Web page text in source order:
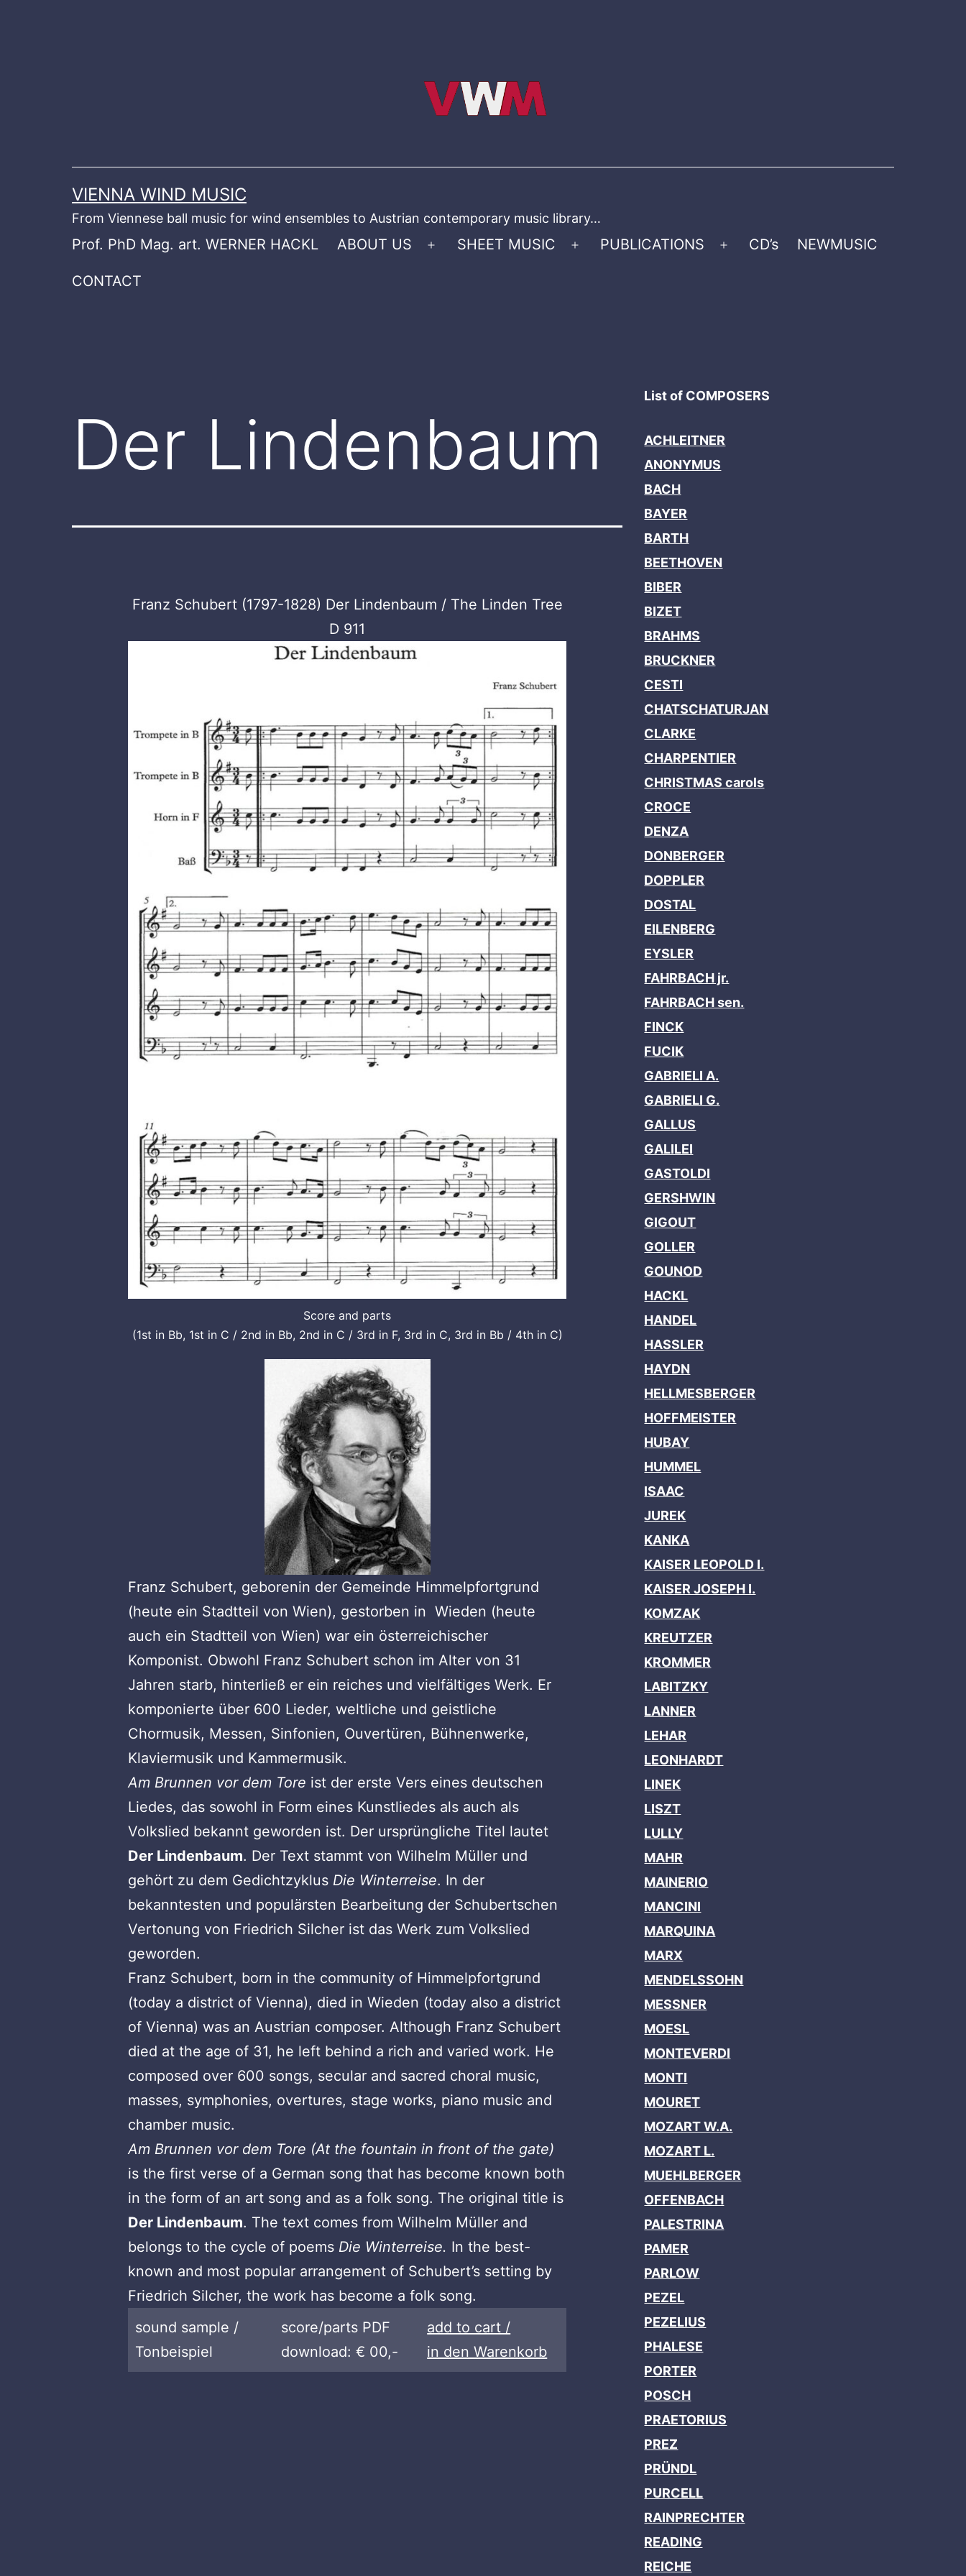
VIENNA WIND MUSIC
From Viennese ball music for wind ensembles to Austrian contemporary music library…
Prof. PhD Mag. art. WERNER HACKL ABOUT US
Open
SHEET MUSIC
Open
PUBLICATIONS
Open
CD’s NEWMUSIC
CONTACT
Der Lindenbaum
Franz Schubert (1797-1828) Der Lindenbaum / The Linden Tree
D 911
Score and parts
(1st in Bb, 1st in C / 2nd in Bb, 2nd in C / 3rd in F, 3rd in C, 3rd in Bb / 4th in C)
Franz Schubert, geborenin der Gemeinde Himmelpfortgrund
(heute ein Stadtteil von Wien), gestorben in Wieden (heute
auch ein Stadtteil von Wien) war ein österreichischer
Komponist. Obwohl Franz Schubert schon im Alter von 31
Jahren starb, hinterließ er ein reiches und vielfältiges Werk. Er
komponierte über 600 Lieder, weltliche und geistliche
Chormusik, Messen, Sinfonien, Ouvertüren, Bühnenwerke,
Klaviermusik und Kammermusik.
Am Brunnen vor dem Tore ist der erste Vers eines deutschen
Liedes, das sowohl in Form eines Kunstliedes als auch als
Volkslied bekannt geworden ist. Der ursprüngliche Titel lautet
Der Lindenbaum. Der Text stammt von Wilhelm Müller und
gehört zu dem Gedichtzyklus Die Winterreise. In der
bekanntesten und populärsten Bearbeitung der Schubertschen
Vertonung von Friedrich Silcher ist das Werk zum Volkslied
geworden.
Franz Schubert, born in the community of Himmelpfortgrund
(today a district of Vienna), died in Wieden (today also a district
of Vienna) was an Austrian composer. Although Franz Schubert
died at the age of 31, he left behind a rich and varied work. He
composed over 600 songs, secular and sacred choral music,
masses, symphonies, overtures, stage works, piano music and
chamber music.
Am Brunnen vor dem Tore (At the fountain in front of the gate)
is the first verse of a German song that has become known both
in the form of an art song and as a folk song. The original title is
Der Lindenbaum. The text comes from Wilhelm Müller and
belongs to the cycle of poems Die Winterreise. In the best-
known and most popular arrangement of Schubert’s setting by
Friedrich Silcher, the work has become a folk song.
sound sample /
Tonbeispiel
score/parts PDF
download: € 00,-
add to cart /
in den Warenkorb
List of COMPOSERS
ACHLEITNER
ANONYMUS
BACH
BAYER
BARTH
BEETHOVEN
BIBER
BIZET
BRAHMS
BRUCKNER
CESTI
CHATSCHATURJAN
CLARKE
CHARPENTIER
CHRISTMAS carols
CROCE
DENZA
DONBERGER
DOPPLER
DOSTAL
EILENBERG
EYSLER
FAHRBACH jr.
FAHRBACH sen.
FINCK
FUCIK
GABRIELI A.
GABRIELI G.
GALLUS
GALILEI
GASTOLDI
GERSHWIN
GIGOUT
GOLLER
GOUNOD
HACKL
HANDEL
HASSLER
HAYDN
HELLMESBERGER
HOFFMEISTER
HUBAY
HUMMEL
ISAAC
JUREK
KANKA
KAISER LEOPOLD I.
KAISER JOSEPH I.
KOMZAK
KREUTZER
KROMMER
LABITZKY
LANNER
LEHAR
LEONHARDT
LINEK
LISZT
LULLY
MAHR
MAINERIO
MANCINI
MARQUINA
MARX
MENDELSSOHN
MESSNER
MOESL
MONTEVERDI
MONTI
MOURET
MOZART W.A.
MOZART L.
MUEHLBERGER
OFFENBACH
PALESTRINA
PAMER
PARLOW
PEZEL
PEZELIUS
PHALESE
PORTER
POSCH
PRAETORIUS
PREZ
PRÜNDL
PURCELL
RAINPRECHTER
READING
REICHE